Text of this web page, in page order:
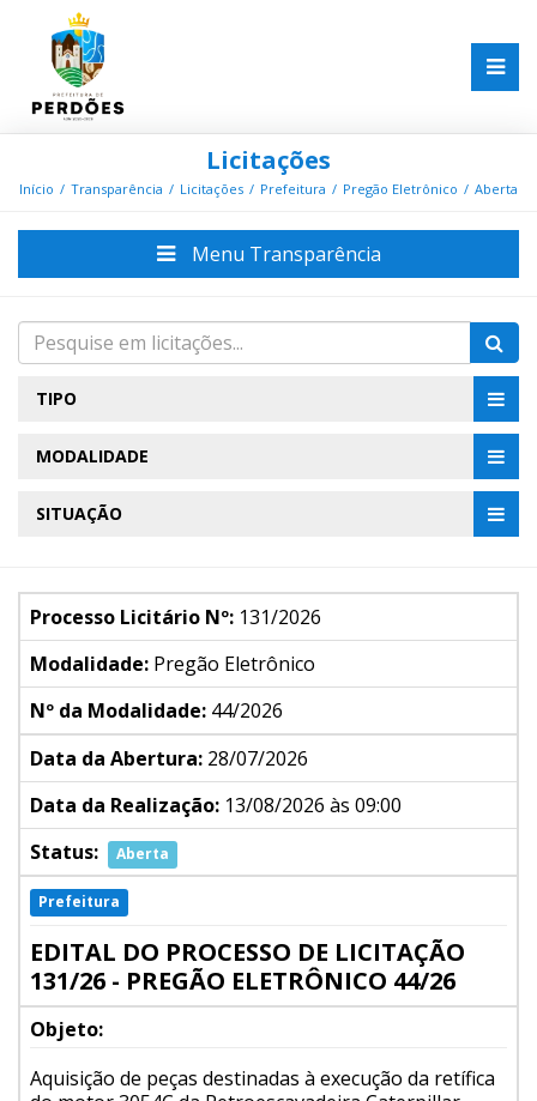
Licitações
Início Transparência Licitações Prefeitura Pregão Eletrônico Aberta
Menu Transparência
TIPO
MODALIDADE
SITUAÇÃO
Processo Licitário Nº: 131/2026
Modalidade: Pregão Eletrônico
Nº da Modalidade: 44/2026
Data da Abertura: 28/07/2026
Data da Realização: 13/08/2026 às 09:00
Status:
Aberta
Prefeitura
EDITAL DO PROCESSO DE LICITAÇÃO
131/26 - PREGÃO ELETRÔNICO 44/26
Objeto:
Aquisição de peças destinadas à execução da retífica